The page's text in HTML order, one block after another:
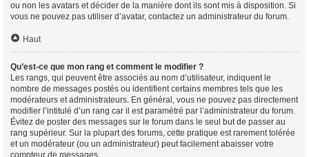
ou non les avatars et décider de la manière dont ils sont mis à disposition. Si
vous ne pouvez pas utiliser d’avatar, contactez un administrateur du forum.
Haut
Qu’est-ce que mon rang et comment le modifier ?
Les rangs, qui peuvent être associés au nom d’utilisateur, indiquent le
nombre de messages postés ou identifient certains membres tels que les
modérateurs et administrateurs. En général, vous ne pouvez pas directement
modifier l’intitulé d’un rang car il est paramétré par l’administrateur du forum.
Évitez de poster des messages sur le forum dans le seul but de passer au
rang supérieur. Sur la plupart des forums, cette pratique est rarement tolérée
et un modérateur (ou un administrateur) peut facilement abaisser votre
compteur de messages.